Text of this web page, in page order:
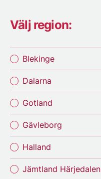
Välj region:
Blekinge
Dalarna
Gotland
Gävleborg
Halland
Jämtland Härjedalen